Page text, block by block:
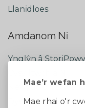
Mae’r wefan
Mae rhai o'r
Llanidloes
Amdanom Ni
Ynglŷn â
Newyddion
Dywedwch eich